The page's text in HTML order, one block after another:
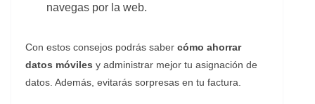
navegas por la web.
Con estos consejos podrás saber cómo ahorrar
datos móviles y administrar mejor tu asignación de
datos. Además, evitarás sorpresas en tu factura.